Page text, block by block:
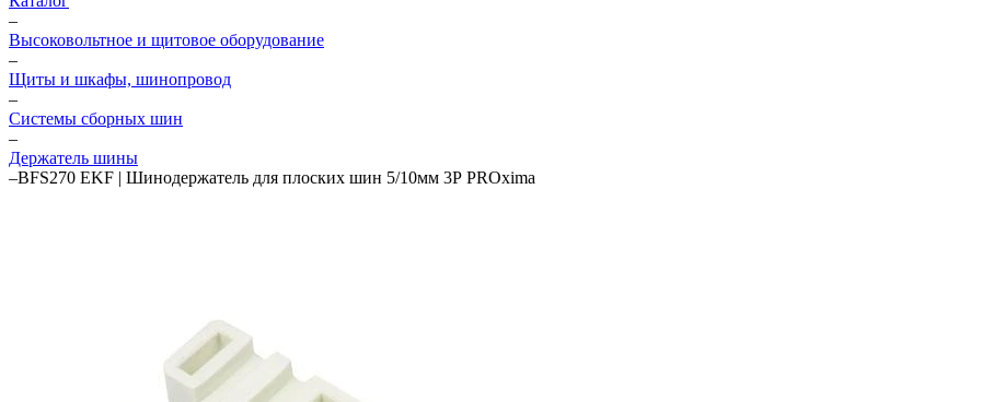
–
Высоковольтное и щитовое оборудование
–
Щиты и шкафы, шинопровод
–
Системы сборных шин
–
Держатель шины
–BFS270 EKF | Шинодержатель для плоских шин 5/10мм 3Р PROxima